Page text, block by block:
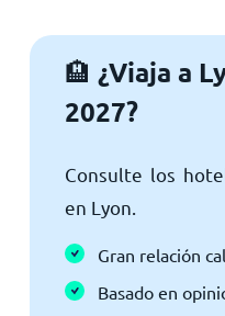
🏨 ¿Viaja a
2027?
Consulte los
en Lyon.
Gran relación
Basado en